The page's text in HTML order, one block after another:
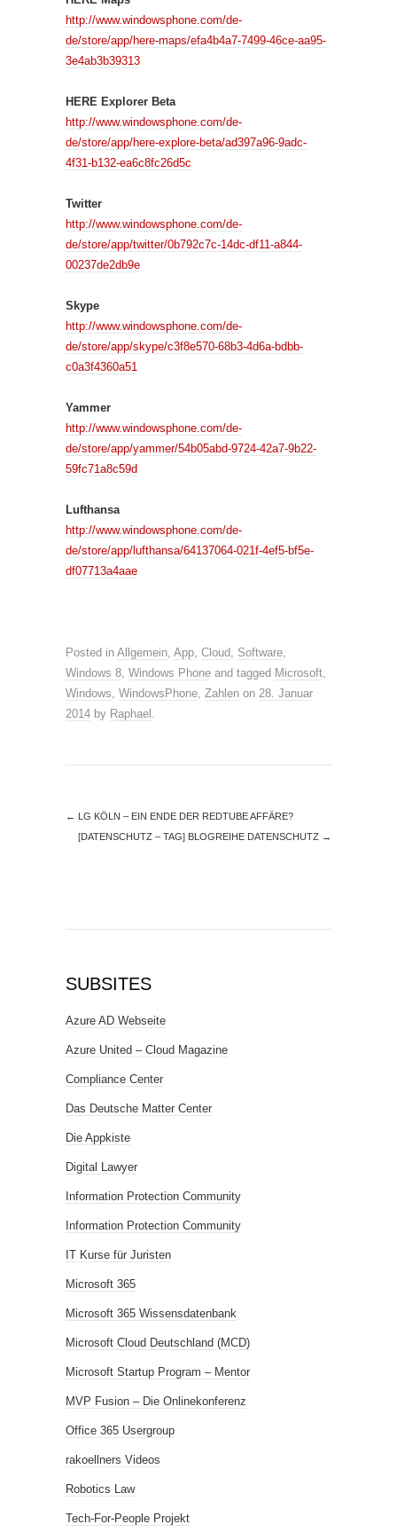
http://www.windowsphone.com/de-
de/store/app/here-maps/efa4b4a7-7499-46ce-aa95-
3e4ab3b39313
HERE Explorer Beta
http://www.windowsphone.com/de-
de/store/app/here-explore-beta/ad397a96-9adc-
4f31-b132-ea6c8fc26d5c
Twitter
http://www.windowsphone.com/de-
de/store/app/twitter/0b792c7c-14dc-df11-a844-
00237de2db9e
Skype
http://www.windowsphone.com/de-
de/store/app/skype/c3f8e570-68b3-4d6a-bdbb-
c0a3f4360a51
Yammer
http://www.windowsphone.com/de-
de/store/app/yammer/54b05abd-9724-42a7-9b22-
59fc71a8c59d
Lufthansa
http://www.windowsphone.com/de-
de/store/app/lufthansa/64137064-021f-4ef5-bf5e-
df07713a4aae
Posted in Allgemein, App, Cloud, Software,
Windows 8, Windows Phone and tagged Microsoft,
Windows, WindowsPhone, Zahlen on 28. Januar
2014 by Raphael .
← LG KÖLN – EIN ENDE DER REDTUBE AFFÄRE?
[DATENSCHUTZ – TAG] BLOGREIHE DATENSCHUTZ →
SUBSITES
Azure AD Webseite
Azure United – Cloud Magazine
Compliance Center
Das Deutsche Matter Center
Die Appkiste
Digital Lawyer
Information Protection Community
Information Protection Community
IT Kurse für Juristen
Microsoft 365
Microsoft 365 Wissensdatenbank
Microsoft Cloud Deutschland (MCD)
Microsoft Startup Program – Mentor
MVP Fusion – Die Onlinekonferenz
Office 365 Usergroup
rakoellners Videos
Robotics Law
Tech-For-People Projekt